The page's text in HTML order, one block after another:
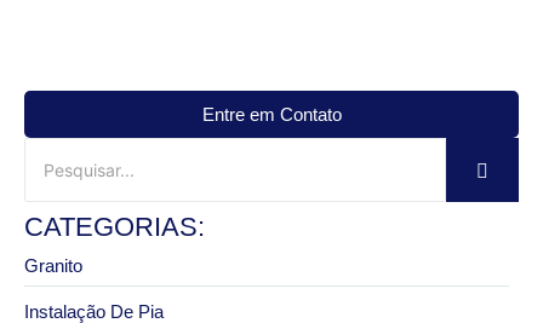
Entre em Contato
CATEGORIAS:
Granito
Instalação De Pia